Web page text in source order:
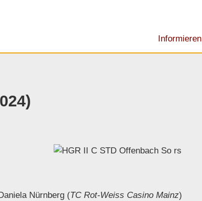
Informieren
Nürnberg (TC Rot-Weiss Casino Mainz)